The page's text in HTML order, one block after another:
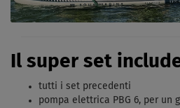
Il super set
tutti i set precedenti
pompa elettrica PBG 6, per un